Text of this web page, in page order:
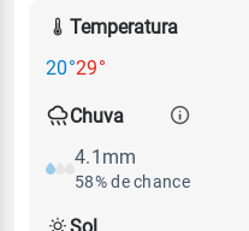
Temperatura
20°29°
Chuva
4.1mm
58% de chance